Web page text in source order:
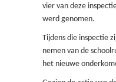
vier van deze
werd genomen.
Tijdens die inspectie
nemen van de
het nieuwe